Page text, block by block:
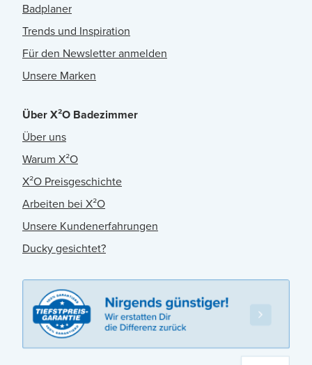
Badplaner
Trends und Inspiration
Für den Newsletter anmelden
Unsere Marken
Über X²O Badezimmer
Über uns
Warum X²O
X²O Preisgeschichte
Arbeiten bei X²O
Unsere Kundenerfahrungen
Ducky gesichtet?